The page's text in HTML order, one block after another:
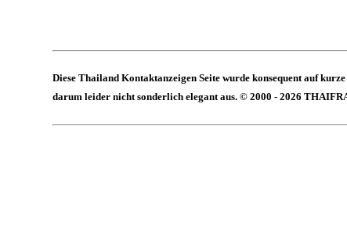
Diese Thailand Kontaktanzeigen Seite wurde konsequent auf
darum leider nicht sonderlich elegant aus. © 2000 - 2026